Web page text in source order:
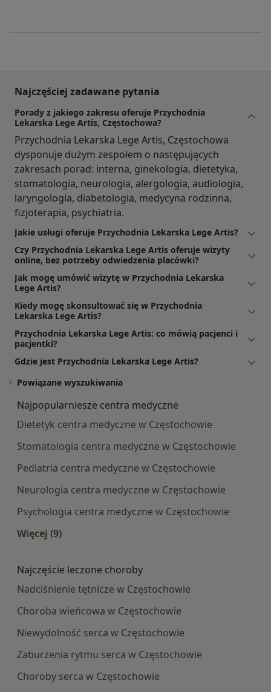
Najczęściej zadawane pytania
Porady z jakiego zakresu oferuje Przychodnia
Lekarska Lege Artis, Częstochowa?
Przychodnia Lekarska Lege Artis, Częstochowa
dysponuje dużym zespołem o następujących
zakresach porad: interna, ginekologia, dietetyka,
stomatologia, neurologia, alergologia, audiologia,
laryngologia, diabetologia, medycyna rodzinna,
fizjoterapia, psychiatria.
Jakie usługi oferuje Przychodnia Lekarska Lege Artis?
Czy Przychodnia Lekarska Lege Artis oferuje wizyty
online, bez potrzeby odwiedzenia placówki?
Jak mogę umówić wizytę w Przychodnia Lekarska
Lege Artis?
Kiedy mogę skonsultować się w Przychodnia
Lekarska Lege Artis?
Przychodnia Lekarska Lege Artis: co mówią pacjenci i
pacjentki?
Gdzie jest Przychodnia Lekarska Lege Artis?
Powiązane wyszukiwania
Najpopularniesze centra medyczne
Dietetyk centra medyczne w Częstochowie
Stomatologia centra medyczne w Częstochowie
Pediatria centra medyczne w Częstochowie
Neurologia centra medyczne w Częstochowie
Psychologia centra medyczne w Częstochowie
Więcej (9)
Najczęście leczone choroby
Nadciśnienie tętnicze w Częstochowie
Choroba wieńcowa w Częstochowie
Niewydolność serca w Częstochowie
Zaburzenia rytmu serca w Częstochowie
Choroby serca w Częstochowie